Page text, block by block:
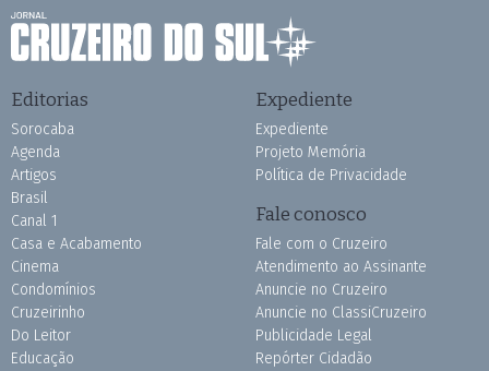
Editorias
Sorocaba
Agenda
Artigos
Brasil
Canal 1
Casa e Acabamento
Cinema
Condomínios
Cruzeirinho
Do Leitor
Educação
Expediente
Expediente
Projeto Memória
Política de Privacidade
Fale conosco
Fale com o Cruzeiro
Atendimento ao Assinante
Anuncie no Cruzeiro
Anuncie no ClassiCruzeiro
Publicidade Legal
Repórter Cidadão